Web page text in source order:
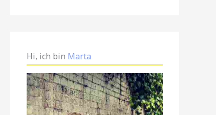
Hi, ich bin Marta